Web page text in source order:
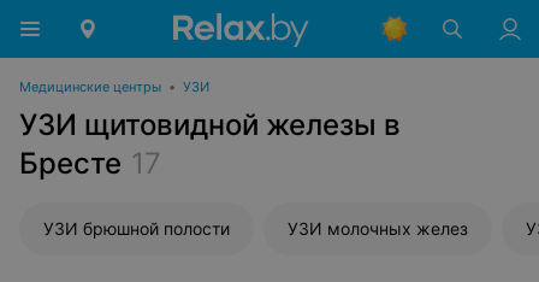
Медицинские центры • УЗИ
УЗИ щитовидной железы в
Бресте 17
УЗИ брюшной полости УЗИ молочных желез